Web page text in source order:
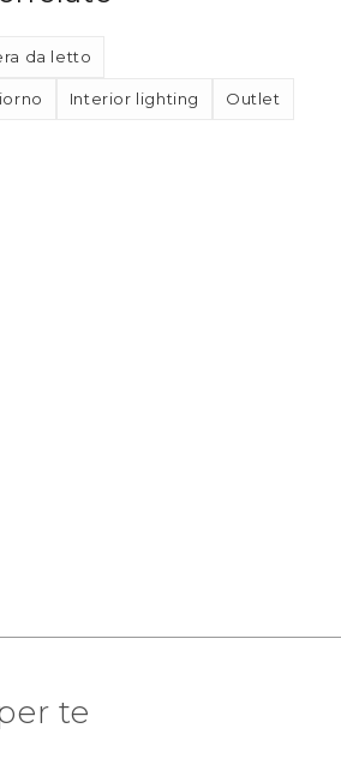
da letto
Interior lighting Outlet
te